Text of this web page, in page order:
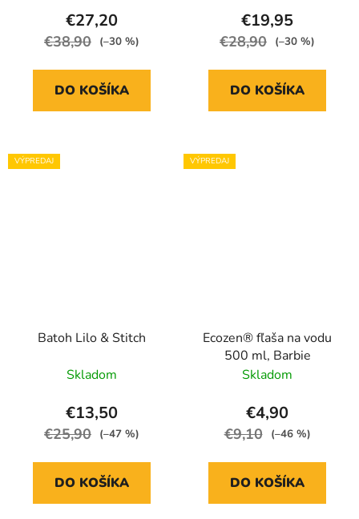
€27,20
€38,90 (–30 %)
DO KOŠÍKA
€19,95
€28,90 (–30 %)
DO KOŠÍKA
VÝPREDAJ
Batoh Lilo & Stitch
Skladom
€13,50
€25,90 (–47 %)
DO KOŠÍKA
VÝPREDAJ
Ecozen® fľaša na vodu
500 ml, Barbie
Skladom
€4,90
€9,10 (–46 %)
DO KOŠÍKA